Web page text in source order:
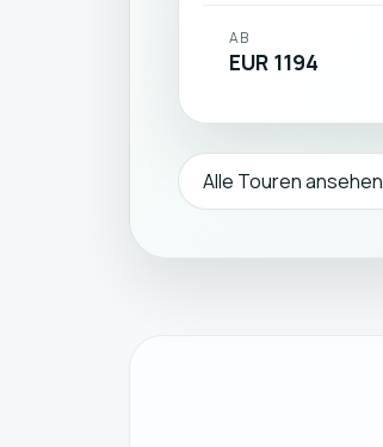
AB
EUR 1194
Alle Touren ansehen